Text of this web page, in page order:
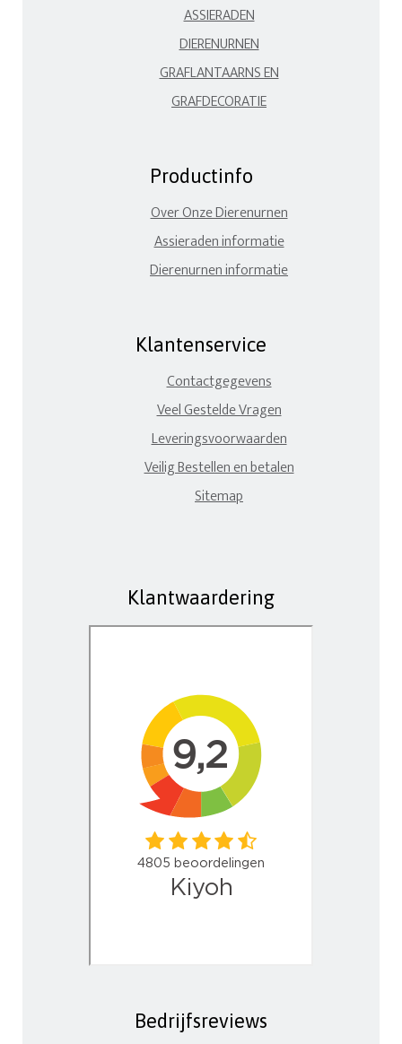
ASSIERADEN
DIERENURNEN
GRAFLANTAARNS EN
GRAFDECORATIE
Productinfo
Over Onze Dierenurnen
Assieraden informatie
Dierenurnen informatie
Klantenservice
Contactgegevens
Veel Gestelde Vragen
Leveringsvoorwaarden
Veilig Bestellen en betalen
Sitemap
Klantwaardering
Bedrijfsreviews